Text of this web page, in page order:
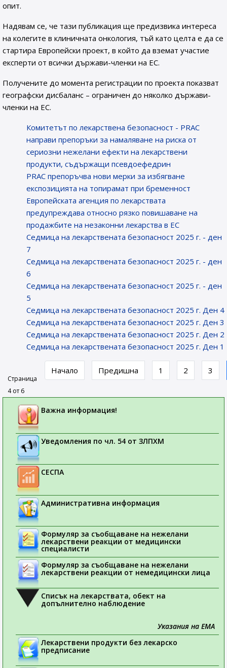
опит.
Надявам се, че тази публикация ще предизвика интереса
на колегите в клиничната онкология, тъй като целта е да се
стартира Европейски проект, в който да вземат участие
експерти от всички държави-членки на ЕС.
Получените до момента регистрации по проекта показват
географски дисбаланс – ограничен до няколко държави-
членки на ЕС.
Комитетът по лекарствена безопасност - PRAC
направи препоръки за намаляване на риска от
сериозни нежелани ефекти на лекарствени
продукти, съдържащи псевдоефедрин
PRAC препоръчва нови мерки за избягване
експозицията на топирамат при бременност
Европейската агенция по лекарствата
предупреждава относно рязко повишаване на
продажбите на незаконни лекарства в ЕС
Седмица на лекарствената безопасност 2025 г. - ден
7
Седмица на лекарствената безопасност 2025 г. - ден
6
Седмица на лекарствената безопасност 2025 г. - ден
5
Седмица на лекарствената безопасност 2025 г. Ден 4
Седмица на лекарствената безопасност 2025 г. Ден 3
Седмица на лекарствената безопасност 2025 г. Ден 2
Седмица на лекарствената безопасност 2025 г. Ден 1
Страница
4 от 6
Начало Предишна 1 2 3
Важна информация!
Уведомления по чл. 54 от ЗЛПХМ
СЕСПА
Административна информация
Формуляр за съобщаване на нежелани
лекарствени реакции от медицински
специалисти
Формуляр за съобщаване на нежелани
лекарствени реакции от немедицински лица
Списък на лекарствата, обект на
допълнително наблюдение
Указания на ЕМА
Лекарствени продукти без лекарско
предписание